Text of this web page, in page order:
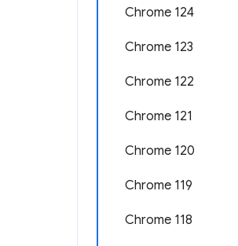
Chrome 124
Chrome 123
Chrome 122
Chrome 121
Chrome 120
Chrome 119
Chrome 118